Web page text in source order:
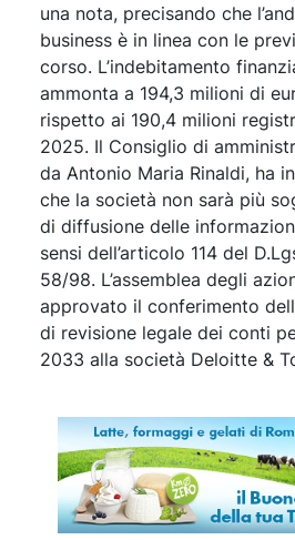
una nota, precisando che
business è in linea con le
corso. L’indebitamento
ammonta a 194,3 milioni di
rispetto ai 190,4 milioni
2025. Il Consiglio di
da Antonio Maria Rinaldi, ha
che la società non sarà più
di diffusione delle
sensi dell’articolo 114 del
58/98. L’assemblea degli
approvato il conferimento
di revisione legale dei conti
2033 alla società Deloitte &